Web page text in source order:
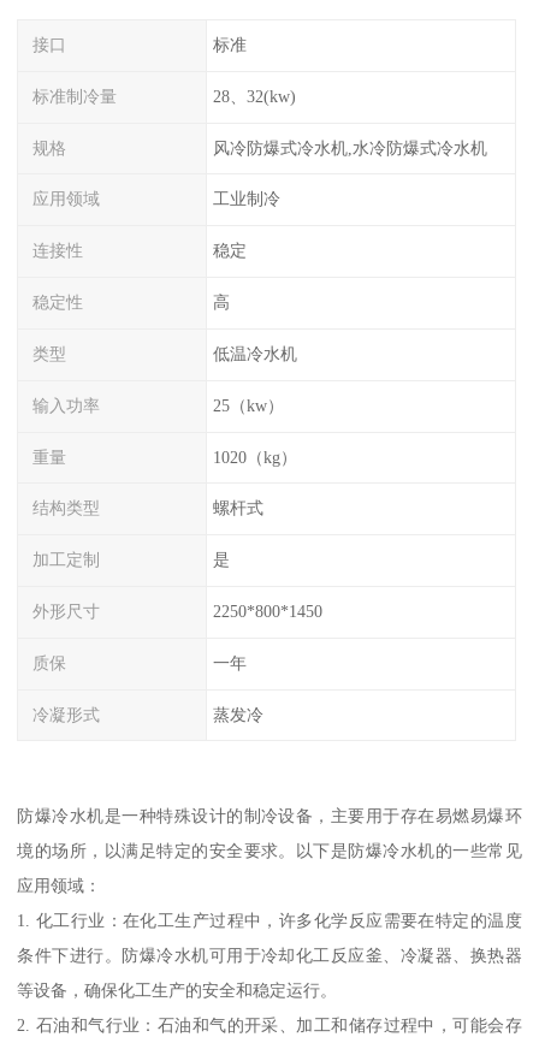
接口 标准
标准制冷量 28、32(kw)
规格 风冷防爆式冷水机,水冷防爆式冷水机
应用领域 工业制冷
连接性 稳定
稳定性 高
类型 低温冷水机
输入功率 25（kw）
重量 1020（kg）
结构类型 螺杆式
加工定制 是
外形尺寸 2250*800*1450
质保 一年
冷凝形式 蒸发冷
防爆冷水机是一种特殊设计的制冷设备，主要用于存在易燃易爆环
境的场所，以满足特定的安全要求。以下是防爆冷水机的一些常见
应用领域：
1. 化工行业：在化工生产过程中，许多化学反应需要在特定的温度
条件下进行。防爆冷水机可用于冷却化工反应釜、冷凝器、换热器
等设备，确保化工生产的安全和稳定运行。
2. 石油和气行业：石油和气的开采、加工和储存过程中，可能会存